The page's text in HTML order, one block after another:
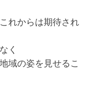
れからは期待され
く
域の姿を見せるこ